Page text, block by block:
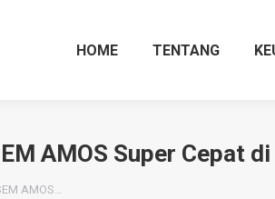
HOME TENTANG
AMOS Super Cepat
AMOS…